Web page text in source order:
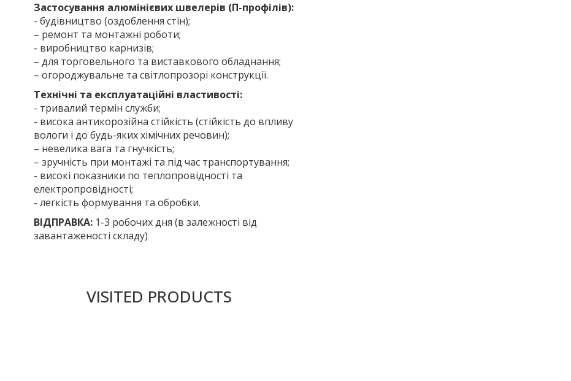
Застосування алюмінієвих швелерів (П-профілів):
- будівництво (оздоблення стін);
– ремонт та монтажні роботи;
- виробництво карнизів;
– для торговельного та виставкового обладнання;
– огороджувальне та світлопрозорі конструкції.
Технічні та експлуатаційні властивості:
- тривалий термін служби;
- висока антикорозійна стійкість (стійкість до впливу
вологи і до будь-яких хімічних речовин);
– невелика вага та гнучкість;
– зручність при монтажі та під час транспортування;
- високі показники по теплопровідності та
електропровідності;
- легкість формування та обробки.
ВІДПРАВКА: 1-3 робочих дня (в залежності від
завантаженості складу)
VISITED PRODUCTS